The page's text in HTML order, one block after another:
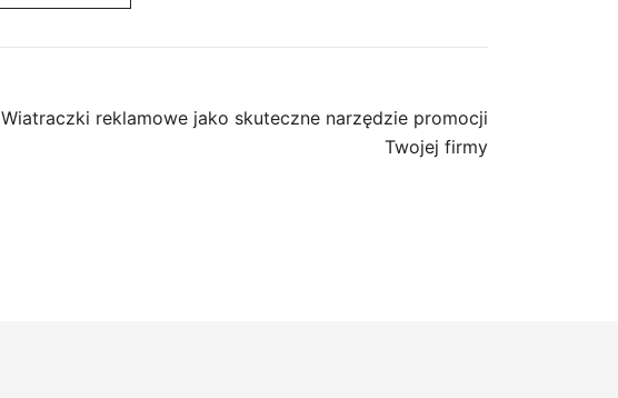
Wiatraczki reklamowe jako skuteczne narzędzie promocji
Twojej firmy